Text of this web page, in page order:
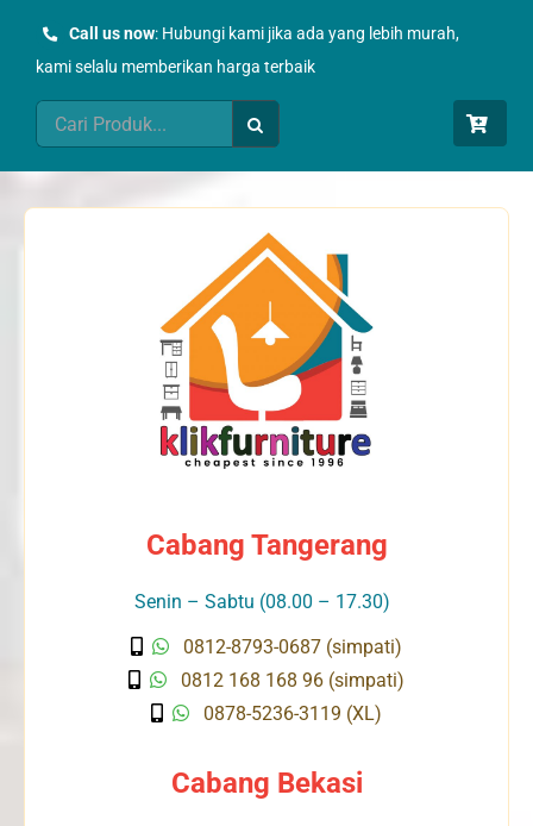
Call us now: Hubungi kami jika ada yang lebih murah,
kami selalu memberikan harga terbaik
Search
for:
Cabang Tangerang
Senin – Sabtu (08.00 – 17.30)
0812-8793-0687 (simpati)
0812 168 168 96 (simpati)
0878-5236-3119 (XL)
Cabang Bekasi